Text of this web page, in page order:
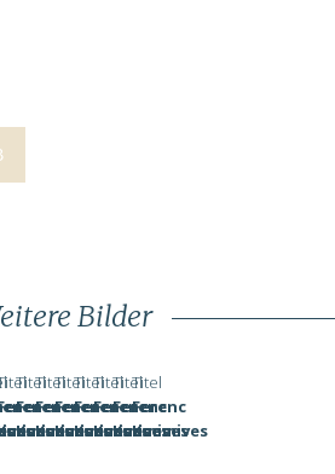
Bilder
Titel
Ferenc
Koemives
Titel
Ferenc
Koemives
Titel
Ferenc
Koemives
Titel
Ferenc
Koemives
Titel
Ferenc
Koemives
Titel
Ferenc
Koemives
Titel
Ferenc
Koemives